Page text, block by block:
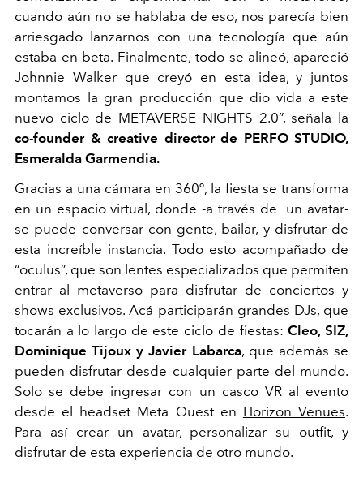
cuando aún no se hablaba de eso, nos parecía bien
arriesgado lanzarnos con una tecnología que aún
estaba en beta. Finalmente, todo se alineó, apareció
Johnnie Walker que creyó en esta idea, y juntos
montamos la gran producción que dio vida a este
nuevo ciclo de METAVERSE NIGHTS 2.0”, señala la
co-founder & creative director de PERFO STUDIO,
Esmeralda Garmendia.
Gracias a una cámara en 360º, la fiesta se transforma
en un espacio virtual, donde -a través de un avatar-
se puede conversar con gente, bailar, y disfrutar de
esta increíble instancia. Todo esto acompañado de
“oculus”, que son lentes especializados que permiten
entrar al metaverso para disfrutar de conciertos y
shows exclusivos. Acá participarán grandes DJs, que
tocarán a lo largo de este ciclo de fiestas:Cleo, SIZ,
Dominique Tijoux y Javier Labarca, que además se
pueden disfrutar desde cualquier parte del mundo.
Solo se debe ingresar con un casco VR al evento
desde el headset Meta Quest en Horizon Venues.
Para así crear un avatar, personalizar su outfit, y
disfrutar de esta experiencia de otro mundo.